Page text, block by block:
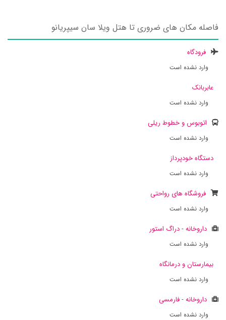
فاصله مکان های ضروری تا هتل ویلا سان سیپریانو
فرودگاه
وارد نشده است
عابربانک
وارد نشده است
اتوبوس و خطوط ریلی
وارد نشده است
دستگاه خودپرداز
وارد نشده است
فروشگاه های رواحتی
وارد نشده است
داروخانه - دراگ استور
وارد نشده است
بیمارستان و درمانگاه
وارد نشده است
داروخانه - فارمسی
وارد نشده است